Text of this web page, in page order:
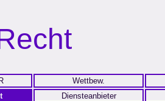
Wettbew.
Diensteanbieter